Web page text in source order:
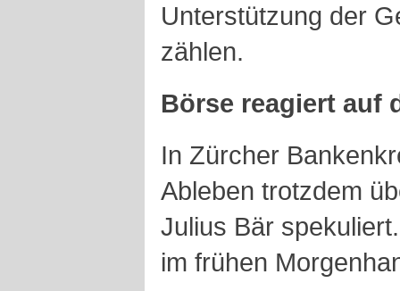
Unterstützung der
zählen.
Börse reagiert auf
In Zürcher
Ableben trotzdem
Julius Bär
im frühen